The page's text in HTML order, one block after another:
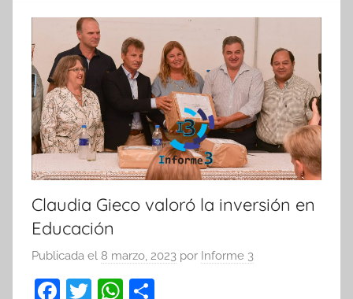
k
Claudia Gieco valoró la inversión en
Educación
Publicada el 8 marzo, 2023 por Informe 3
F T W